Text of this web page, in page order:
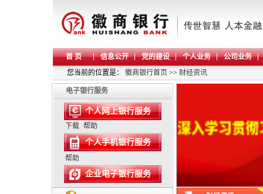
首 页 信息公开 党的建设 个人业务
公司业务
您当前的位置是： 徽商银行首页 >> 财经资讯
电子银行服务
个人网上银行服务
· 下载 ·帮助
个人手机银行服务
·帮助
企业电子银行服务